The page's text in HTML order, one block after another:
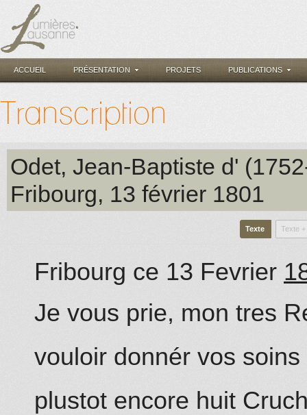
ACCUEIL PRÉSENTATION PROJETS PUBLICATIONS
Transcription
Odet, Jean-Baptiste d'
Fribourg, 13 février 1801
Texte Texte
Fribourg ce 13 Fevrier
Je vous prie, mon tres
vouloir donnér vos
plustot encore huit